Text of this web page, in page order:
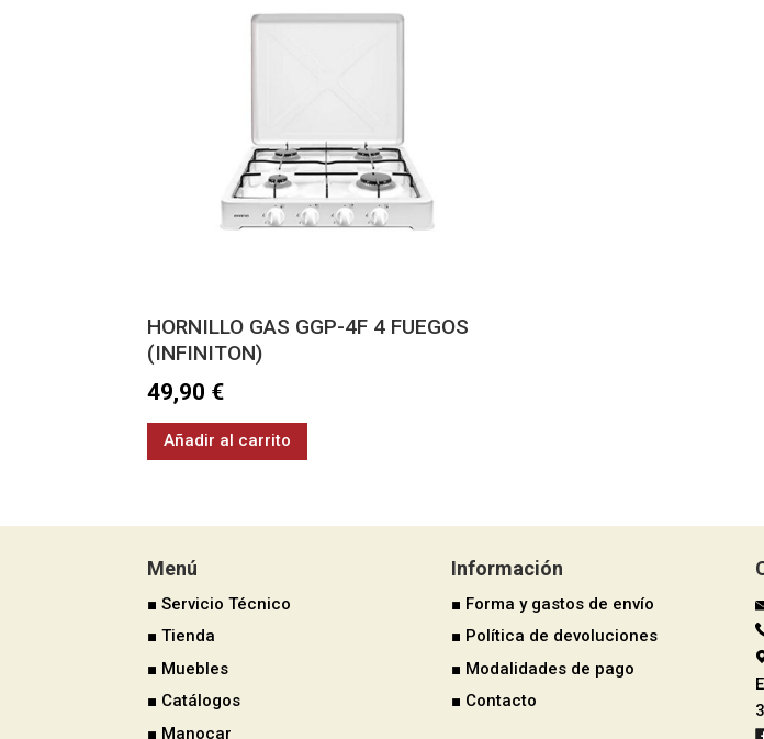
HORNILLO GAS GGP-4F 4 FUEGOS
(INFINITON)
49,90 €
Añadir al carrito
Menú
■ Servicio Técnico
■ Tienda
■ Muebles
■ Catálogos
■ Manocar
Información
■ Forma y gastos de envío
■ Política de devoluciones
■ Modalidades de pago
■ Contacto